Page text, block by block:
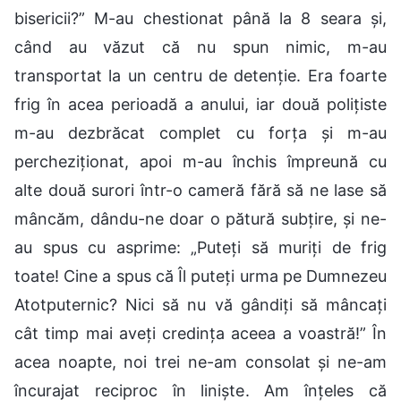
bisericii?” M-au chestionat până la 8 seara și,
când au văzut că nu spun nimic, m-au
transportat la un centru de detenție. Era foarte
frig în acea perioadă a anului, iar două polițiste
m-au dezbrăcat complet cu forța și m-au
percheziționat, apoi m-au închis împreună cu
alte două surori într-o cameră fără să ne lase să
mâncăm, dându-ne doar o pătură subțire, și ne-
au spus cu asprime: „Puteți să muriți de frig
toate! Cine a spus că Îl puteți urma pe Dumnezeu
Atotputernic? Nici să nu vă gândiți să mâncați
cât timp mai aveți credința aceea a voastră!” În
acea noapte, noi trei ne-am consolat și ne-am
încurajat reciproc în liniște. Am înțeles că